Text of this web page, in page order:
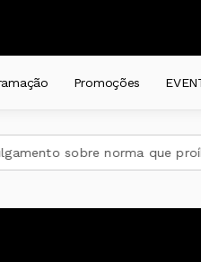
RENATO LEDUR
Promoções
norma que proíbe jogos de